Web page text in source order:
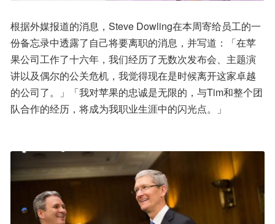
根据外媒报道的消息，Steve Dowling在本周寄给员工的一
份备忘录中透露了自己将要离职的消息，并写道：「在苹
果公司工作了十六年，我们经历了无数次发布会、主题演
讲以及偶尔的公关危机，我觉得现在是时候离开这家卓越
的公司了。」「我对苹果的忠诚是无限的，与Tim和整个团
队合作的经历，将成为我职业生涯中的闪光点。」